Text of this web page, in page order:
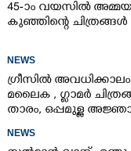
45-ാം വയസിൽ
കുഞ്ഞിന്റെ ചിത്രങ്ങൾ
NEWS
ഗ്രീസിൽ
മലൈക ,​ ഗ്ലാമർ
താരം,​ ഒപ്പമുള്ള
ആരാധകർ
NEWS